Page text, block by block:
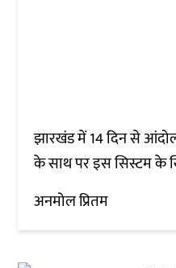
झारखंड में 14 दिन से आंदोलन
के साथ पर इस सिस्टम के
अनमोल प्रितम